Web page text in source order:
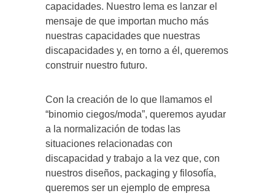
capacidades. Nuestro lema es lanzar el
mensaje de que importan mucho más
nuestras capacidades que nuestras
discapacidades y, en torno a él, queremos
construir nuestro futuro.
Con la creación de lo que llamamos el
“binomio ciegos/moda”, queremos ayudar
a la normalización de todas las
situaciones relacionadas con
discapacidad y trabajo a la vez que, con
nuestros diseños, packaging y filosofía,
queremos ser un ejemplo de empresa